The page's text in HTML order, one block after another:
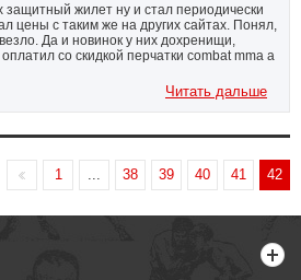
защитный жилет ну и стал периодически
цены с таким же на других сайтах. Понял,
Да и новинок у них дохренищи,
со скидкой перчатки combat mma а
Читать дальше
1 38 39 40 41 42